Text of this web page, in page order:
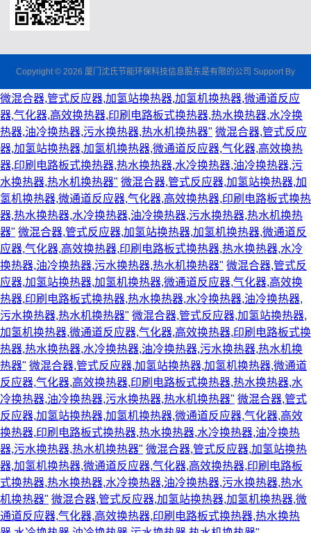
Copyright © 2026 厦门沈氏节能环保科技信息股东是有限的公司 Support By
微混合器,管式反应器,加氢站换热器,加氢机换热器,微通道反应
器,气化器,高效换热器,印刷电路板式换热器,热水换热器,水冷换
热器,油冷换热器,污水换热器,热水机换热器" 微混合器,管式反应
器,加氢站换热器,加氢机换热器,微通道反应器,气化器,高效换热
器,印刷电路板式换热器,热水换热器,水冷换热器,油冷换热器,污
水换热器,热水机换热器" 微混合器,管式反应器,加氢站换热器,加
氢机换热器,微通道反应器,气化器,高效换热器,印刷电路板式换热
器,热水换热器,水冷换热器,油冷换热器,污水换热器,热水机换热
器" 微混合器,管式反应器,加氢站换热器,加氢机换热器,微通道反
应器,气化器,高效换热器,印刷电路板式换热器,热水换热器,水冷
换热器,油冷换热器,污水换热器,热水机换热器" 微混合器,管式反
应器,加氢站换热器,加氢机换热器,微通道反应器,气化器,高效换
热器,印刷电路板式换热器,热水换热器,水冷换热器,油冷换热器,
污水换热器,热水机换热器" 微混合器,管式反应器,加氢站换热器,
加氢机换热器,微通道反应器,气化器,高效换热器,印刷电路板式换
热器,热水换热器,水冷换热器,油冷换热器,污水换热器,热水机换
热器" 微混合器,管式反应器,加氢站换热器,加氢机换热器,微通道
反应器,气化器,高效换热器,印刷电路板式换热器,热水换热器,水
冷换热器,油冷换热器,污水换热器,热水机换热器" 微混合器,管式
反应器,加氢站换热器,加氢机换热器,微通道反应器,气化器,高效
换热器,印刷电路板式换热器,热水换热器,水冷换热器,油冷换热
器,污水换热器,热水机换热器" 微混合器,管式反应器,加氢站换热
器,加氢机换热器,微通道反应器,气化器,高效换热器,印刷电路板
式换热器,热水换热器,水冷换热器,油冷换热器,污水换热器,热水
机换热器" 微混合器,管式反应器,加氢站换热器,加氢机换热器,微
通道反应器,气化器,高效换热器,印刷电路板式换热器,热水换热